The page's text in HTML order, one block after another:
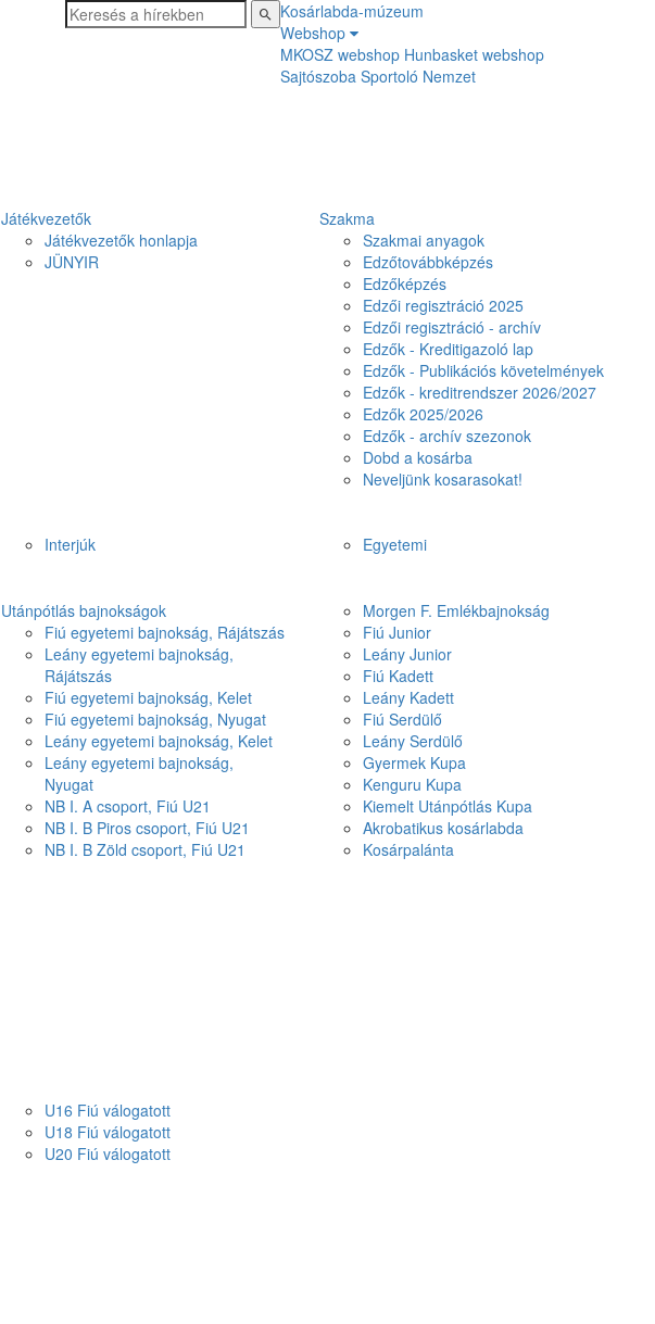
Kosárlabda-múzeum
Webshop
MKOSZ webshop Hunbasket webshop
Sajtószoba Sportoló Nemzet
Játékvezetők
Játékvezetők honlapja
JÜNYIR
Szakma
Szakmai anyagok
Edzőtovábbképzés
Edzőképzés
Edzői regisztráció 2025
Edzői regisztráció - archív
Edzők - Kreditigazoló lap
Edzők - Publikációs követelmények
Edzők - kreditrendszer 2026/2027
Edzők 2025/2026
Edzők - archív szezonok
Dobd a kosárba
Neveljünk kosarasokat!
Interjúk
Egyetemi
Utánpótlás bajnokságok
Fiú egyetemi bajnokság, Rájátszás
Leány egyetemi bajnokság,
Rájátszás
Fiú egyetemi bajnokság, Kelet
Fiú egyetemi bajnokság, Nyugat
Leány egyetemi bajnokság, Kelet
Leány egyetemi bajnokság,
Nyugat
NB I. A csoport, Fiú U21
NB I. B Piros csoport, Fiú U21
NB I. B Zöld csoport, Fiú U21
Morgen F. Emlékbajnokság
Fiú Junior
Leány Junior
Fiú Kadett
Leány Kadett
Fiú Serdülő
Leány Serdülő
Gyermek Kupa
Kenguru Kupa
Kiemelt Utánpótlás Kupa
Akrobatikus kosárlabda
Kosárpalánta
U16 Fiú válogatott
U18 Fiú válogatott
U20 Fiú válogatott